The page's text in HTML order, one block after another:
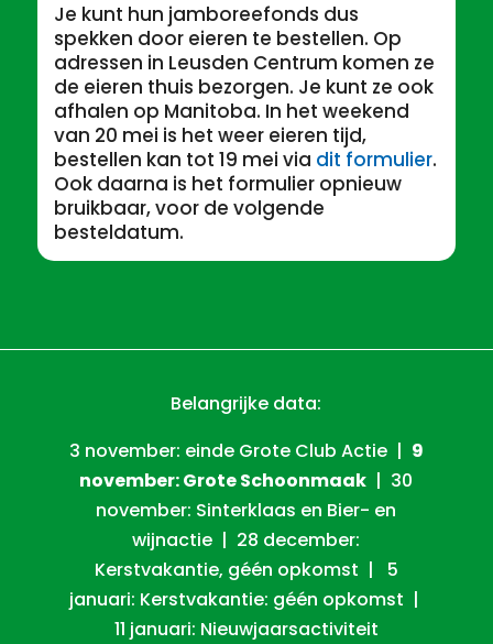
Je kunt hun jamboreefonds dus
spekken door eieren te bestellen. Op
adressen in Leusden Centrum komen ze
de eieren thuis bezorgen. Je kunt ze ook
afhalen op Manitoba. In het weekend
van 20 mei is het weer eieren tijd,
bestellen kan tot 19 mei via dit formulier.
Ook daarna is het formulier opnieuw
bruikbaar, voor de volgende
besteldatum.
Belangrijke data:
3 november: einde Grote Club Actie | 9
november: Grote Schoonmaak | 30
november: Sinterklaas en Bier- en
wijnactie | 28 december:
Kerstvakantie, géén opkomst | 5
januari: Kerstvakantie: géén opkomst |
11 januari: Nieuwjaarsactiviteit